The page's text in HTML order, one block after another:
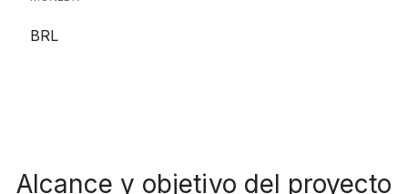
BRL
Alcance y objetivo del proyecto